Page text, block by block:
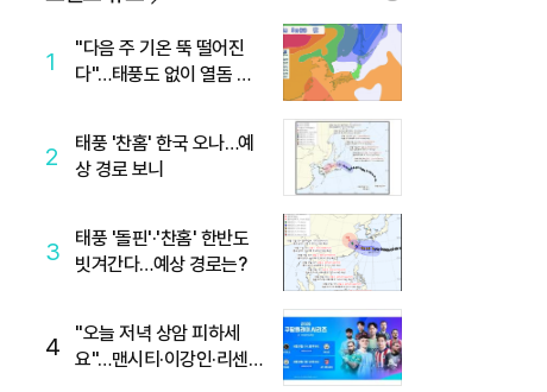
1
"다음 주 기온 뚝 떨어진
다"…태풍도 없이 열돔 박
2
태풍 '찬홈' 한국 오나…예
상 경로 보니
3
태풍 '돌핀'·'찬홈' 한반도
빗겨간다…예상 경로는?
4
"오늘 저녁 상암 피하세
요"…맨시티·이강인·리센느